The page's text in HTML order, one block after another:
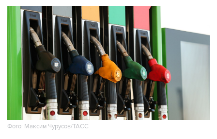
Фото: Максим Чурусов/ТАСС